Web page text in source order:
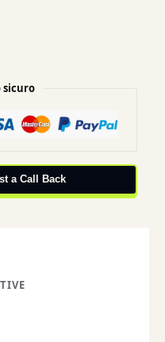
sicuro
a Call Back